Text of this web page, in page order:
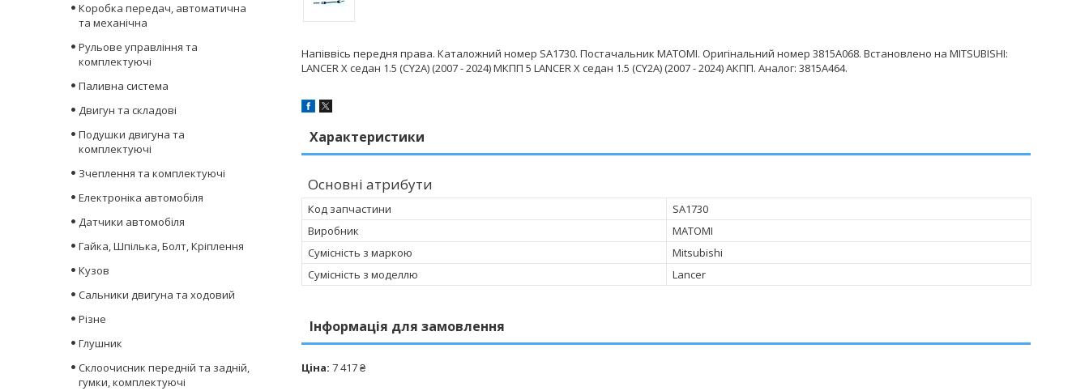
Напіввісь передня права. Каталожний номер SA1730. Постачальник MATOMI. Оригінальний номер 3815A068. Встановлено на MITSUBISHI:
LANCER X седан 1.5 (CY2A) (2007 - 2024) МКПП 5 LANCER X седан 1.5 (CY2A) (2007 - 2024) АКПП. Аналог: 3815A464.
Характеристики
Основні атрибути
Код запчастини
SA1730
Виробник
MATOMI
Сумісність з маркою
Mitsubishi
Сумісність з моделлю
Lancer
Інформація для замовлення
Ціна: 7 417 ₴
Коробка передач, автоматична
та механічна
Рульове управління та
комплектуючі
Паливна система
Двигун та складові
Подушки двигуна та
комплектуючі
Зчеплення та комплектуючі
Електроніка автомобіля
Датчики автомобіля
Гайка, Шпілька, Болт, Кріплення
Кузов
Сальники двигуна та ходовий
Різне
Глушник
Склоочисник передній та задній,
гумки, комплектуючі